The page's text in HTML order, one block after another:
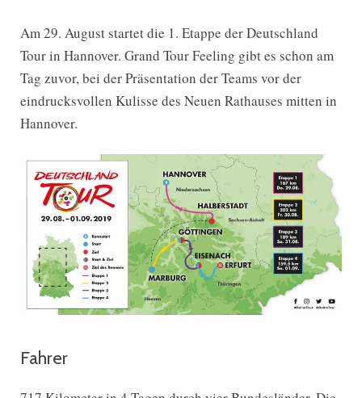
Am 29. August startet die 1. Etappe der Deutschland
Tour in Hannover. Grand Tour Feeling gibt es schon am
Tag zuvor, bei der Präsentation der Teams vor der
eindrucksvollen Kulisse des Neuen Rathauses mitten in
Hannover.
Fahrer